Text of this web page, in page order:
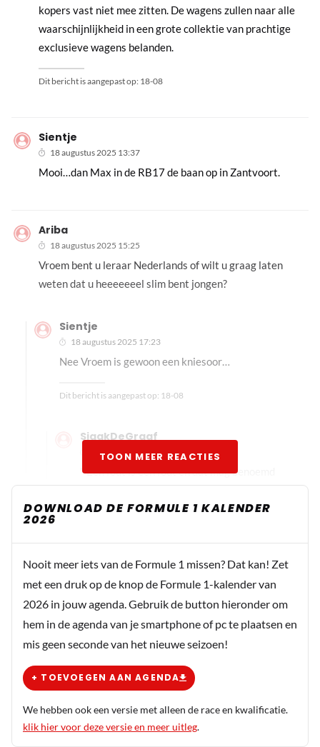
kopers vast niet mee zitten. De wagens zullen naar alle
waarschijnlijkheid in een grote collektie van prachtige
exclusieve wagens belanden.
Dit bericht is aangepast op: 18-08
Sientje
18 augustus 2025 13:37
Mooi…dan Max in de RB17 de baan op in Zantvoort.
Ariba
18 augustus 2025 15:25
Vroem bent u leraar Nederlands of wilt u graag laten
weten dat u heeeeeeel slim bent jongen?
Sientje
18 augustus 2025 17:23
Nee Vroem is gewoon een kniesoor…
Dit bericht is aangepast op: 18-08
SjaakDeGraaf
18 augustus 2025 21:57
" Een fout is een fout en dat mag benoemd
worden " Alleen een matennaaier doet dat,
Russel bijvoorbeeld ....... én Sebsom........
van de kampong
18 augustus 2025 16:34
Niet zo moeilijk hoor dat er iets sneller is dan de auto van
max. Hoop wel dat ze.snel.dat lek boven hebben en dat ie
weer boven in kan mee vechten met de rest .
PREMIUM 18 augustus 2025 17:49
Dit was toch ook de hele bedoeling van het project?
TOON MEER REACTIES
DOWNLOAD DE FORMULE 1 KALENDER
2026
Nooit meer iets van de Formule 1 missen? Dat kan! Zet
met een druk op de knop de Formule 1-kalender van
2026 in jouw agenda. Gebruik de button hieronder om
hem in de agenda van je smartphone of pc te plaatsen en
mis geen seconde van het nieuwe seizoen!
+ TOEVOEGEN AAN AGENDA
We hebben ook een versie met alleen de race en kwalificatie.
klik hier voor deze versie en meer uitleg.